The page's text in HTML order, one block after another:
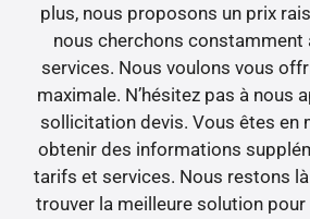
plus, nous proposons un prix
nous cherchons constamment
services. Nous voulons vous
maximale. N’hésitez pas à nous
sollicitation devis. Vous êtes en
obtenir des informations
tarifs et services. Nous restons
trouver la meilleure solution pour